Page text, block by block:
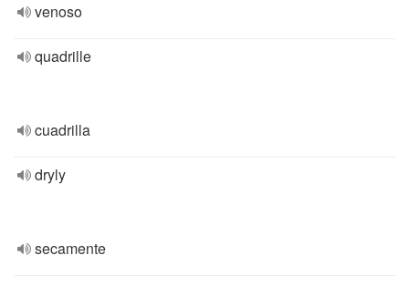
venoso
quadrille
cuadrilla
dryly
secamente